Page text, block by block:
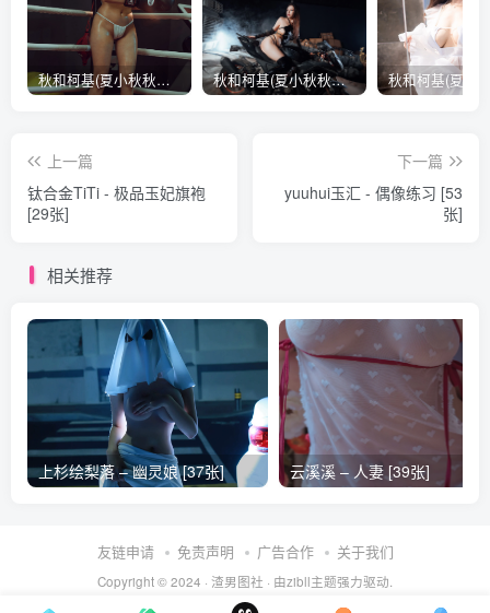
秋和柯基(夏小秋秋秋) – 地下拳 [45张] 秋和柯基(夏小秋秋秋) – 机魂肚兜 [30张]
上一篇
钛合金TiTi - 极品玉妃旗袍
[29张]
下一篇
yuuhui玉汇 - 偶像练习 [53
张]
相关推荐
上杉绘梨落 – 幽灵娘 [37张] 云溪溪 – 人妻 [39张]
友链申请 免责声明 广告合作 关于我们
Copyright © 2024 · 渣男图社 · 由zibll主题强力驱动.